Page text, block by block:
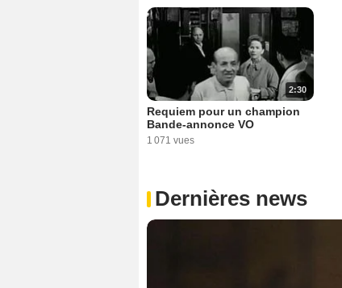
2:30
Requiem pour un champion
Bande-annonce VO
1 071 vues
Dernières news